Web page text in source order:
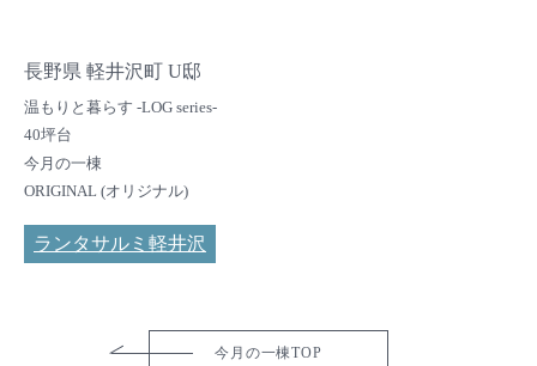
長野県 軽井沢町 U邸
温もりと暮らす -LOG series-
40坪台
今月の一棟
ORIGINAL (オリジナル)
ランタサルミ軽井沢
今月の一棟TOP